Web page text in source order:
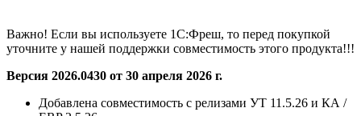
Важно! Если вы используете 1С:Фреш, то перед покупкой
уточните у нашей поддержки совместимость этого продукта!!!
Версия 2026.0430 от 30 апреля 2026 г.
Добавлена совместимость с релизами УТ 11.5.26 и КА /